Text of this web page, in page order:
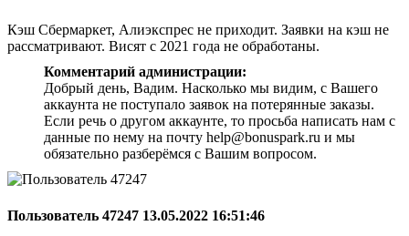
Кэш Сбермаркет, Алиэкспрес не приходит. Заявки на кэш не
рассматривают. Висят с 2021 года не обработаны.
Комментарий администрации:
Добрый день, Вадим. Насколько мы видим, с Вашего
аккаунта не поступало заявок на потерянные заказы.
Если речь о другом аккаунте, то просьба написать нам с
данные по нему на почту help@bonuspark.ru и мы
обязательно разберёмся с Вашим вопросом.
Пользователь 47247 13.05.2022 16:51:46